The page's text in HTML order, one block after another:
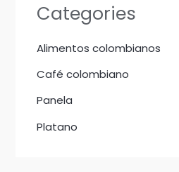
Categories
Alimentos colombianos
Café colombiano
Panela
Platano